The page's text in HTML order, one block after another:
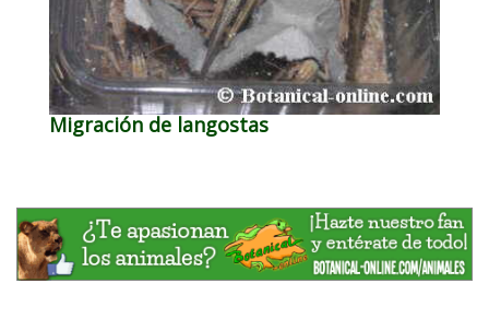
Migración de langostas